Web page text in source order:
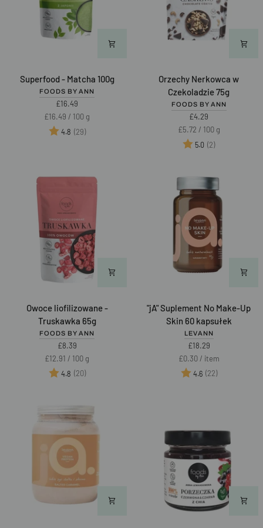
Superfood
Superfood - Matcha 100g
FOODS BY ANN
£16.49
Unit
price
£16.49/ per
100 g
Ocena:
4.8 (29)na 5 gwiazdek
Orzechy
Nerkowca
Czekoladzie
Orzechy Nerkowca w
Czekoladzie 75g
FOODS BY ANN
£4.29
Unit
price
£5.72 /per
100 g
Ocena:
5.0 (2)na 5
Owoce
liofilizowane
Truskawka
Owoce liofilizowane -
Truskawka 65g
FOODS BY ANN
£8.39
Unit
price
£12.91 / per
100 g
Ocena:
4.8 (20)na 5 gwiazdek
"jA"
Suplement
"jA" Suplement No Make-Up
Skin 60 kapsułek
LEVANN
£18.29
Unit
price
£0.30 /per
item
Ocena:
4.6 (22)na 5